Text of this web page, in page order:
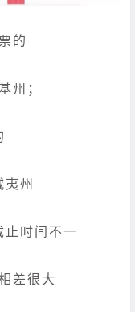
的
州；
州
止时间不一
差很大